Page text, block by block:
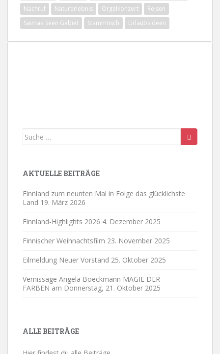
Nachruf
Naturerlebnis Orgelkonzert
Reisen
Saimaa Seen Gebiet
Stammtisch Urlaubsideen
Suche
AKTUELLE BEITRÄGE
Finnland zum neunten Mal in Folge das glücklichste
Land 19. März 2026
Finnland-Highlights 2026 4. Dezember 2025
Finnischer Weihnachtsfilm 23. November 2025
Eilmeldung Neuer Vorstand 25. Oktober 2025
Vernissage Angela Boeckmann MAGIE DER
FARBEN am Donnerstag, 21. Oktober 2025
ALLE BEITRÄGE